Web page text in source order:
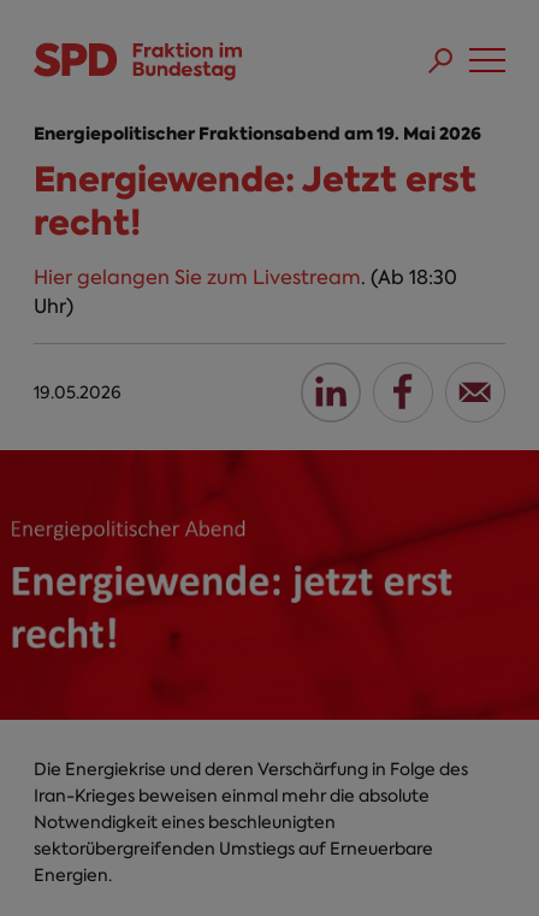
Energiepolitischer Fraktionsabend am 19. Mai 2026
Energiewende: Jetzt erst
recht!
Hier gelangen Sie zum Livestream. (Ab 18:30
Uhr)
19.05.2026
Die Energiekrise und deren Verschärfung in Folge des
Iran-Krieges beweisen einmal mehr die absolute
Notwendigkeit eines beschleunigten
sektorübergreifenden Umstiegs auf Erneuerbare
Energien.